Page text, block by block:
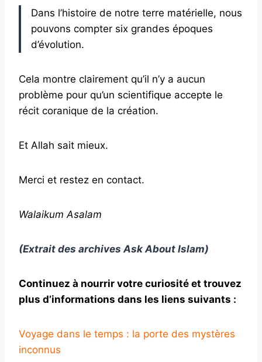
Dans l’histoire de notre terre matérielle, nous
pouvons compter six grandes époques
d’évolution.
Cela montre clairement qu’il n’y a aucun
problème pour qu’un scientifique accepte le
récit coranique de la création.
Et Allah sait mieux.
Merci et restez en contact.
Walaikum Asalam
(Extrait des archives Ask About Islam)
Continuez à nourrir votre curiosité et trouvez
plus d’informations dans les liens suivants :
Voyage dans le temps : la porte des mystères
inconnus